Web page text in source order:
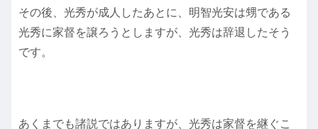
その後、光秀が成人したあとに、明智光安は甥である
光秀に家督を譲ろうとしますが、光秀は辞退したそう
です。
あくまでも諸説ではありますが、光秀は家督を継ぐこ